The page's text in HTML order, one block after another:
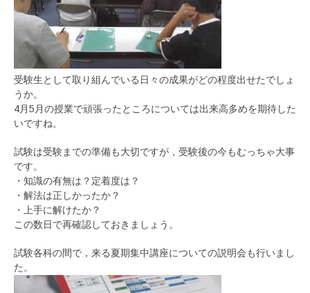
受験生として取り組んでいる日々の成果がどの程度出せたでしょ
うか。
4月5月の授業で頑張ったところについては出来高多めを期待した
いですね。
試験は受験までの準備も大切ですが，受験後の今もむっちゃ大事
です。
・知識の有無は？定着度は？
・解法は正しかったか？
・上手に解けたか？
この数日で再確認しておきましょう。
試験各科の間で，来る夏期集中講座についての説明会も行いまし
た。